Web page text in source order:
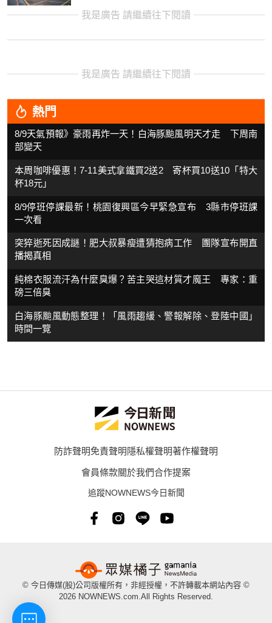
我是廣告 請繼續往下閱讀
我是廣告 請繼續往下閱讀
熱門
8/9天氣預報》豪雨再炸一天！白海豚颱風明天才走 下周南
部變天
本周咖啡優惠！7-11美式拿鐵買2送2 寄杯買10送10「特大
杯18元」
8/9停班停課最新！桃園復興區今早緊急宣布 3縣市停班課
一次看
突猝逝死因成謎！肥大叔暴瘦遭猜抱病工作 團隊宣布開直
播揭真相
純棉衣服流汗為什麼臭爆？苦主哭這材質才魔王 專家：重
磅三倍臭
白海豚颱風動態整理！「風雨趨緩、警報解除、登陸中國」
時間一覽
防詐聲明免責聲明隱私權聲明著作權聲明
會員條款關於我們合作提案
追蹤NOWNEWS今日新聞
© 今日傳媒(股)公司版權所有，非經授權，不許轉載本網站內容 ©
2026 NOWNEWS.com.All Rights Reserved.